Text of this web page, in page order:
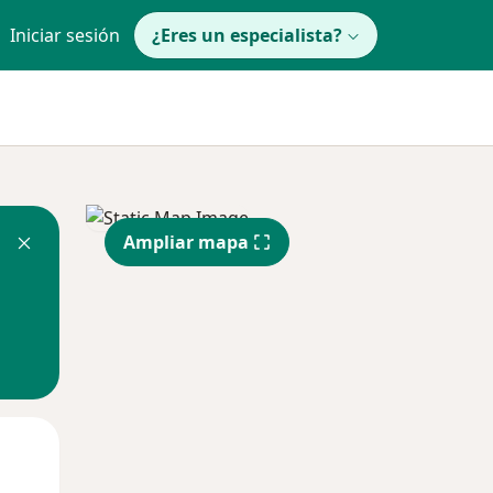
Iniciar sesión ¿Eres un especialista?
Ampliar mapa